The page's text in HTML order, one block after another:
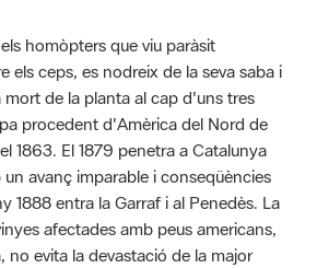
homòpters que viu paràsit
els ceps, es nodreix de la seva saba i
de la planta al cap d'uns tres
procedent d'Amèrica del Nord de
1863. El 1879 penetra a Catalunya
avanç imparable i conseqüències
1888 entra la Garraf i al Penedès. La
afectades amb peus americans,
no evita la devastació de la major